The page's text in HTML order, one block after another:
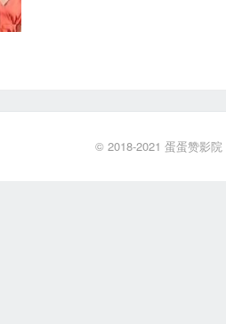
© 2018-2021 蛋蛋赞影院